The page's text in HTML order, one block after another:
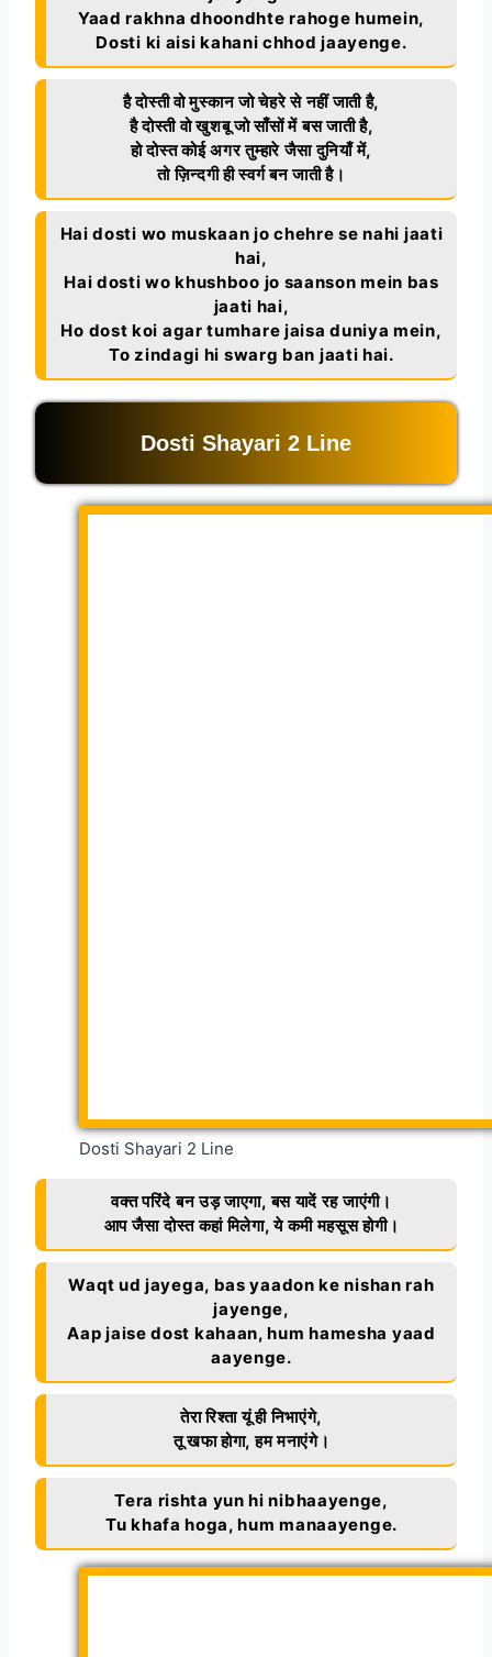
Yaad rakhna dhoondhte rahoge humein,
Dosti ki aisi kahani chhod jaayenge.
है दोस्ती वो मुस्कान जो चेहरे से नहीं जाती है,
है दोस्ती वो खुशबू जो साँसों में बस जाती है,
हो दोस्त कोई अगर तुम्हारे जैसा दुनियाँ में,
तो ज़िन्दगी ही स्वर्ग बन जाती है।
Hai dosti wo muskaan jo chehre se nahi jaati
hai,
Hai dosti wo khushboo jo saanson mein bas
jaati hai,
Ho dost koi agar tumhare jaisa duniya mein,
To zindagi hi swarg ban jaati hai.
Dosti Shayari 2 Line
Dosti Shayari 2 Line
वक्त परिंदे बन उड़ जाएगा, बस यादें रह जाएंगी।
आप जैसा दोस्त कहां मिलेगा, ये कमी महसूस होगी।
Waqt ud jayega, bas yaadon ke nishan rah
jayenge,
Aap jaise dost kahaan, hum hamesha yaad
aayenge.
तेरा रिश्ता यूं ही निभाएंगे,
तू खफा होगा, हम मनाएंगे।
Tera rishta yun hi nibhaayenge,
Tu khafa hoga, hum manaayenge.